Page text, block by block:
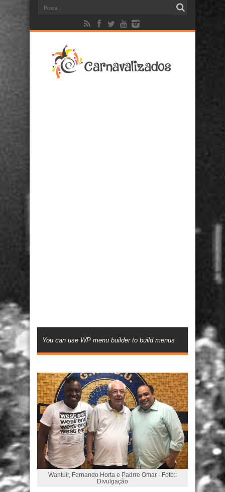
You can use WP menu builder to build menus
Wantuir, Fernando Horta e Padrre Omar - Foto::
Divulgação